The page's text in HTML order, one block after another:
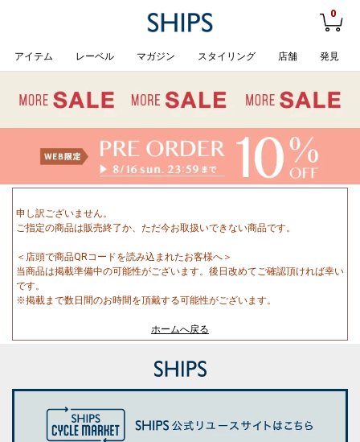
0
アイテム レーベル マガジン スタイリング 店舗 発見
申し訳ございません。
ご指定の商品は販売終了か、ただ今お取扱いできない商品です。
＜店頭で商品QRコードを読み込まれたお客様へ＞
当商品は掲載準備中の可能性がございます。後日改めてご確認頂ければ幸い
です。
※掲載まで数日間のお時間を頂戴する可能性がございます。
ホームへ戻る